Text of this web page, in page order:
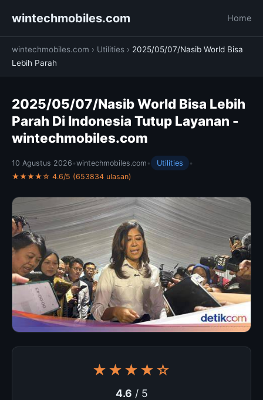
wintechmobiles.com Home
wintechmobiles.com › Utilities › 2025/05/07/Nasib World Bisa
Lebih Parah
2025/05/07/Nasib World Bisa Lebih
Parah Di Indonesia Tutup Layanan -
wintechmobiles.com
10 Agustus 2026 •wintechmobiles.com • Utilities
•
★★★★☆ 4.6/5 (653834 ulasan)
★★★★☆
4.6 / 5